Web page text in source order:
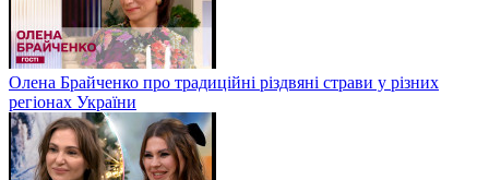
Олена Брайченко про традиційні різдвяні страви у різних
регіонах України